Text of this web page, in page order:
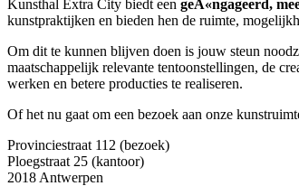
Kunsthal Extra City biedt een geÃ«ngageerd,
kunstpraktijken en bieden hen de ruimte,
Om dit te kunnen blijven doen is jouw steun
maatschappelijk relevante tentoonstellingen, de
werken en betere producties te realiseren.
Of het nu gaat om een bezoek aan onze
Provinciestraat 112 (bezoek)
Ploegstraat 25 (kantoor)
2018 Antwerpen